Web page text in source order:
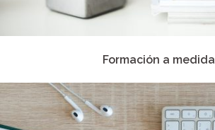
Formación a medida